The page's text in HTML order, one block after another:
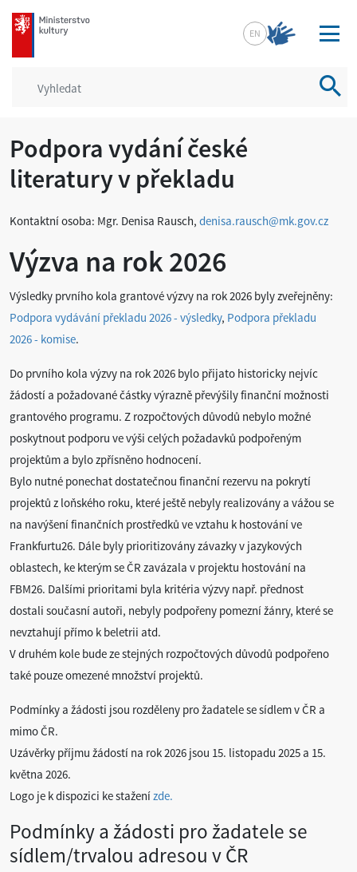
mkcr.cz
EN
Podpora vydání české
literatury v překladu
Kontaktní osoba: Mgr. Denisa Rausch, denisa.rausch@mk.gov.cz
Výzva na rok 2026
Výsledky prvního kola grantové výzvy na rok 2026 byly zveřejněny:
Podpora vydávání překladu 2026 - výsledky, Podpora překladu
2026 - komise.
Do prvního kola výzvy na rok 2026 bylo přijato historicky nejvíc
žádostí a požadované částky výrazně převýšily finanční možnosti
grantového programu. Z rozpočtových důvodů nebylo možné
poskytnout podporu ve výši celých požadavků podpořeným
projektům a bylo zpřísněno hodnocení.
Bylo nutné ponechat dostatečnou finanční rezervu na pokrytí
projektů z loňského roku, které ještě nebyly realizovány a vážou se
na navýšení finančních prostředků ve vztahu k hostování ve
Frankfurtu26. Dále byly prioritizovány závazky v jazykových
oblastech, ke kterým se ČR zavázala v projektu hostování na
FBM26. Dalšími prioritami byla kritéria výzvy např. přednost
dostali současní autoři, nebyly podpořeny pomezní žánry, které se
nevztahují přímo k beletrii atd.
V druhém kole bude ze stejných rozpočtových důvodů podpořeno
také pouze omezené množství projektů.
Podmínky a žádosti jsou rozděleny pro žadatele se sídlem v ČR a
mimo ČR.
Uzávěrky příjmu žádostí na rok 2026 jsou 15. listopadu 2025 a 15.
května 2026.
Logo je k dispozici ke staženízde.
Podmínky a žádosti pro žadatele se
sídlem/trvalou adresou v ČR